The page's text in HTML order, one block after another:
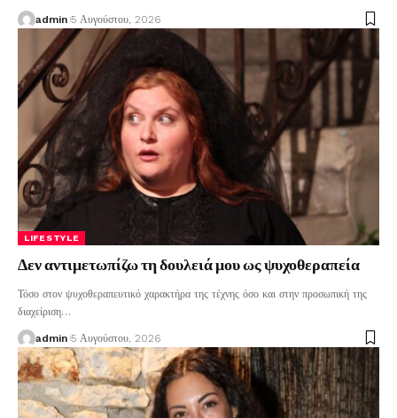
admin 5 Αυγούστου, 2026
LIFESTYLE
Δεν αντιμετωπίζω τη δουλειά μου ως ψυχοθεραπεία
Τόσο στον ψυχοθεραπευτικό χαρακτήρα της τέχνης όσο και στην προσωπική της
διαχείριση…
admin 5 Αυγούστου, 2026